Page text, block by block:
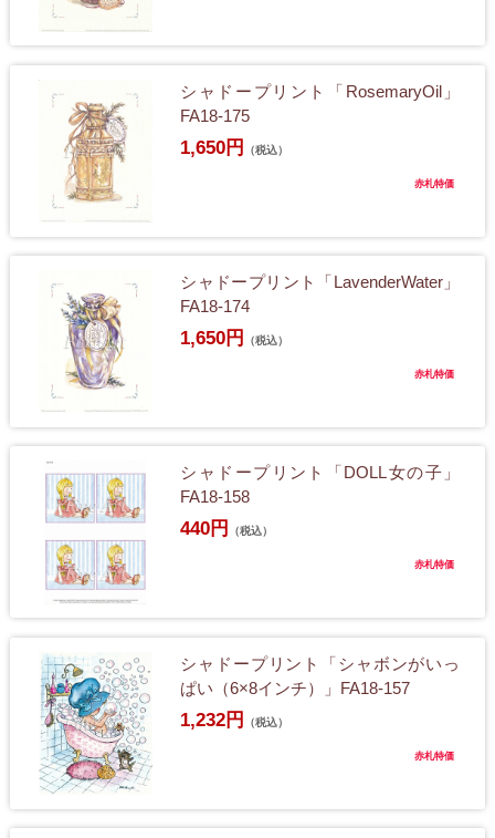
シャドープリント「RosemaryOil」
FA18-175
1,650円 （税込）
赤札特価
シャドープリント「LavenderWater」
FA18-174
1,650円 （税込）
赤札特価
シャドープリント「DOLL女の子」
FA18-158
440円 （税込）
赤札特価
シャドープリント「シャボンがいっ
ぱい（6×8インチ）」FA18-157
1,232円 （税込）
赤札特価